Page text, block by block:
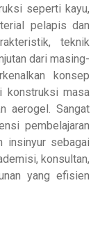
seperti kayu,
pelapis dan
teknik
dari masing-
konsep
konstruksi masa
aerogel. Sangat
pembelajaran
insinyur sebagai
konsultan,
yang efisien